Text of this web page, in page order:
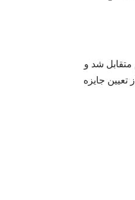
متقابل شد و
تعیین جایزه